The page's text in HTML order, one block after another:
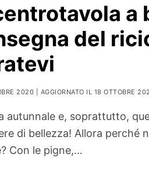
a
del
2020 | AGGIORNATO IL 18 OTTOBRE
autunnale e, soprattutto,
di bellezza! Allora perché
Con le pigne,…